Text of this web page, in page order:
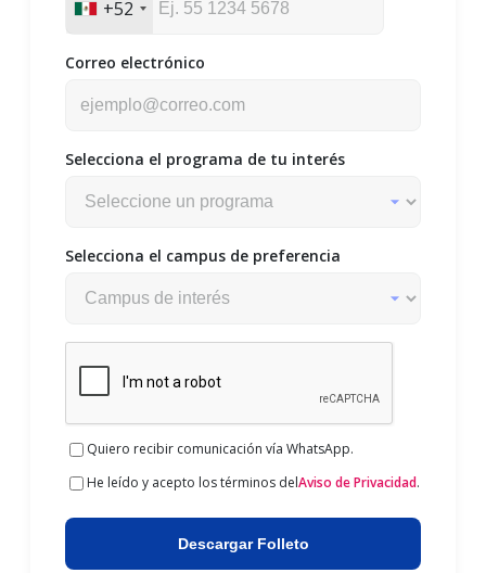
+52
Correo electrónico
Selecciona el programa de tu interés
Selecciona el campus de preferencia
Quiero recibir comunicación vía WhatsApp.
He leído y acepto los términos delAviso de Privacidad.
Descargar Folleto